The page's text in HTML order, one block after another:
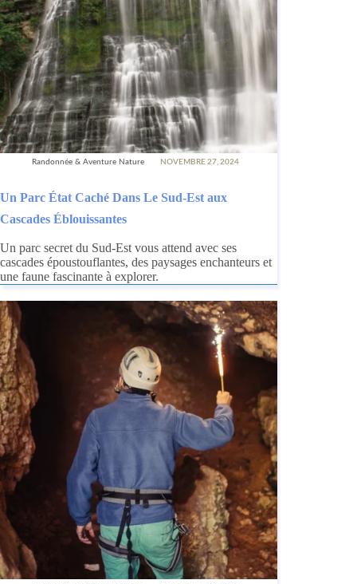
Randonnée & Aventure Nature NOVEMBRE 27, 2024
Un Parc État Caché Dans Le Sud-Est aux
Cascades Éblouissantes
Un parc secret du Sud-Est vous attend avec ses
cascades époustouflantes, des paysages enchanteurs et
une faune fascinante à explorer.